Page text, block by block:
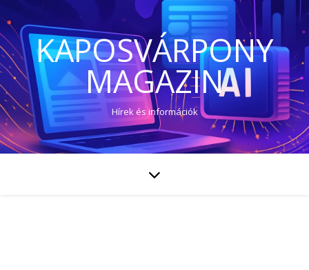
KAPOSVÁRPONY
MAGAZIN
Hírek és információk